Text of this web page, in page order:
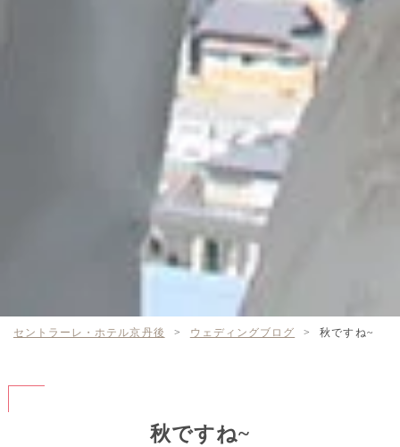
セントラーレ・ホテル京丹後 > ウェディングブログ > 秋ですね~
秋ですね~